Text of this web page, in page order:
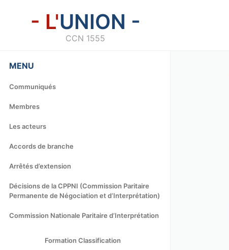
- L'UNION -
CCN 1555
MENU
Communiqués
Membres
Les acteurs
Accords de branche
Arrêtés d’extension
Décisions de la CPPNI (Commission Paritaire
Permanente de Négociation et d’Interprétation)
Commission Nationale Paritaire d’Interprétation
Formation Classification